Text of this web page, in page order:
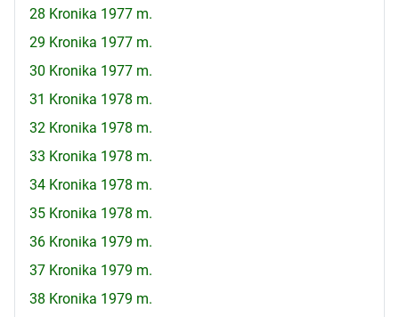
28 Kronika 1977 m.
29 Kronika 1977 m.
30 Kronika 1977 m.
31 Kronika 1978 m.
32 Kronika 1978 m.
33 Kronika 1978 m.
34 Kronika 1978 m.
35 Kronika 1978 m.
36 Kronika 1979 m.
37 Kronika 1979 m.
38 Kronika 1979 m.